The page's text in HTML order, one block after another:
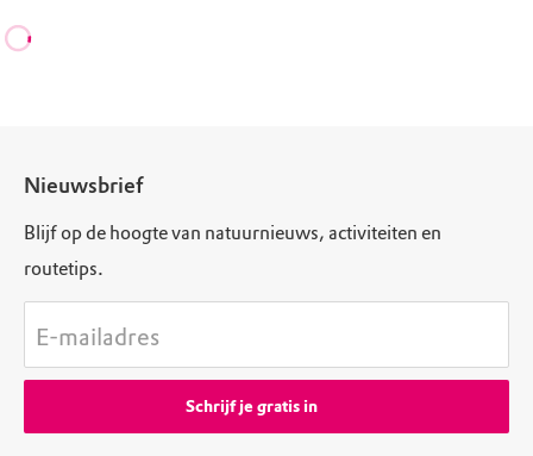
Nieuwsbrief
Blijf op de hoogte van natuurnieuws, activiteiten en
routetips.
E-mailadres
Schrijf je gratis in